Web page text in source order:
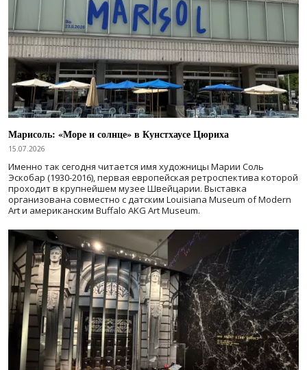
Марисоль: «Море и солнце» в Кунстхаусе Цюриха
15.07.2026
Именно так сегодня читается имя художницы Марии Соль
Эскобар (1930-2016), первая европейская ретроспектива которой
проходит в крупнейшем музее Швейцарии. Выставка
организована совместно с датским Louisiana Museum of Modern
Art и американским Buffalo AKG Art Museum.